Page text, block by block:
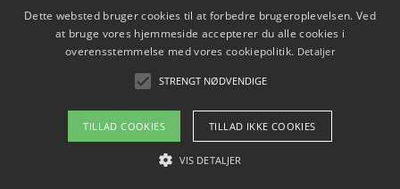
Hvor finder jeg nemme måltidskasser i Vejle
Om / kontakt
Blog Betingelser
Dette websted bruger cookies til at forbedre brugeroplevelsen. Ved
at bruge vores hjemmeside accepterer du alle cookies i
overensstemmelse med vores cookiepolitik. Detaljer
STRENGT NØDVENDIGE
TILLAD COOKIES TILLAD IKKE COOKIES
VIS DETALJER